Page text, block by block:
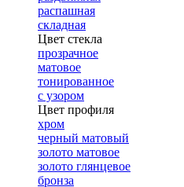
распашная
складная
Цвет стекла
прозрачное
матовое
тонированное
с узором
Цвет профиля
хром
черный матовый
золото матовое
золото глянцевое
бронза